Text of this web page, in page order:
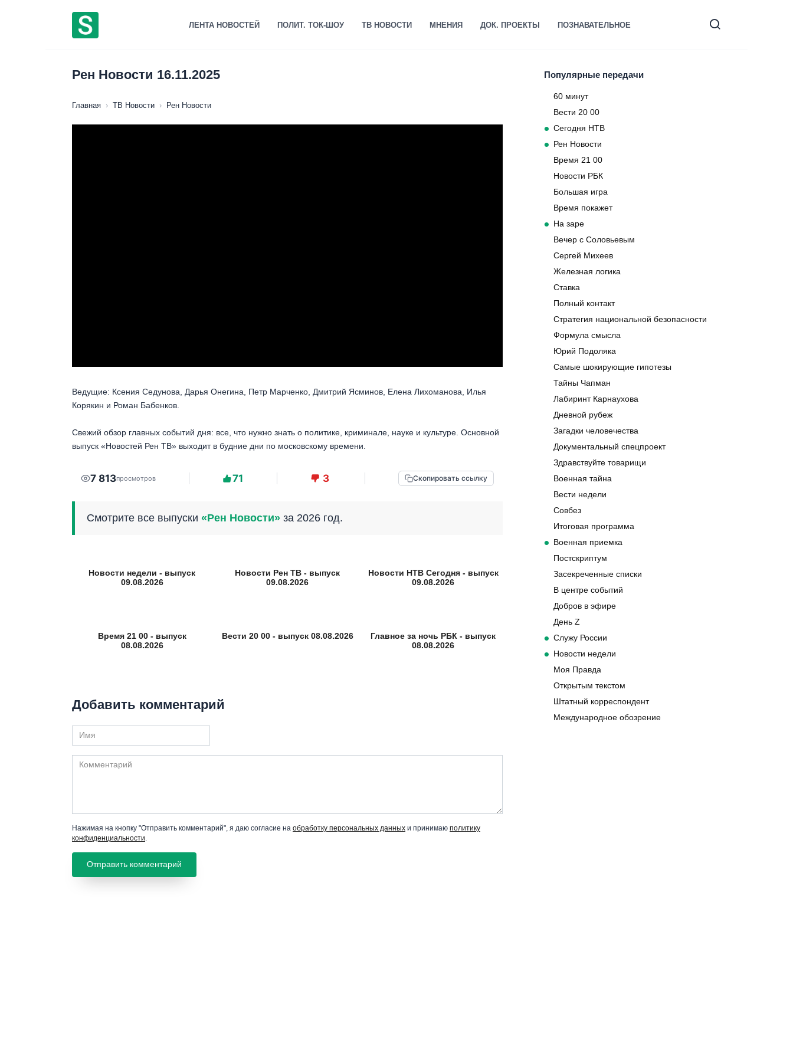
ЛЕНТА НОВОСТЕЙ ПОЛИТ. ТОК-ШОУ ТВ НОВОСТИ МНЕНИЯ ДОК. ПРОЕКТЫ ПОЗНАВАТЕЛЬНОЕ
Рен Новости 16.11.2025
Главная › ТВ Новости › Рен Новости
Ведущие: Ксения Седунова, Дарья Онегина, Петр Марченко, Дмитрий Ясминов, Елена Лихоманова, Илья
Корякин и Роман Бабенков.
Свежий обзор главных событий дня: все, что нужно знать о политике, криминале, науке и культуре. Основной
выпуск «Новостей Рен ТВ» выходит в будние дни по московскому времени.
7 813просмотров 71 3 Скопировать ссылку
Смотрите все выпуски «Рен Новости» за 2026 год.
Новости недели - выпуск
09.08.2026
Новости Рен ТВ - выпуск
09.08.2026
Новости НТВ Сегодня - выпуск
09.08.2026
Время 21 00 - выпуск
08.08.2026
Вести 20 00 - выпуск 08.08.2026
Главное за ночь РБК - выпуск
08.08.2026
Добавить комментарий
Имя
Комментарий
Нажимая на кнопку "Отправить комментарий", я даю согласие на обработку персональных данных и принимаю политику
конфиденциальности
Популярные передачи
60 минут
Вести 20 00
Сегодня НТВ
Рен Новости
Время 21 00
Новости РБК
Большая игра
Время покажет
На заре
Вечер с Соловьевым
Сергей Михеев
Железная логика
Ставка
Полный контакт
Стратегия национальной безопасности
Формула смысла
Юрий Подоляка
Самые шокирующие гипотезы
Тайны Чапман
Лабиринт Карнаухова
Дневной рубеж
Загадки человечества
Документальный спецпроект
Здравствуйте товарищи
Военная тайна
Вести недели
Совбез
Итоговая программа
Военная приемка
Постскриптум
Засекреченные списки
В центре событий
Добров в эфире
День Z
Служу России
Новости недели
Моя Правда
Открытым текстом
Штатный корреспондент
Международное обозрение